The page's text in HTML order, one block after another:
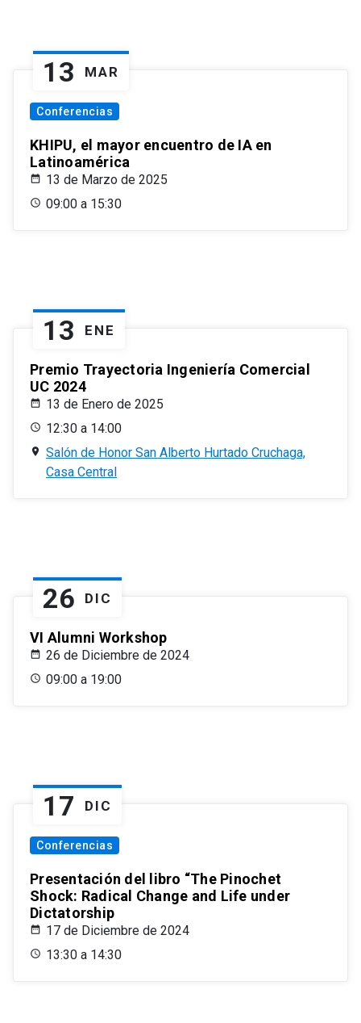
13 MAR
Conferencias
KHIPU, el mayor encuentro de IA en
Latinoamérica
13 de Marzo de 2025
09:00 a 15:30
13 ENE
Premio Trayectoria Ingeniería Comercial
UC 2024
13 de Enero de 2025
12:30 a 14:00
Salón de Honor San Alberto Hurtado Cruchaga,
Casa Central
26 DIC
VI Alumni Workshop
26 de Diciembre de 2024
09:00 a 19:00
17 DIC
Conferencias
Presentación del libro “The Pinochet
Shock: Radical Change and Life under
Dictatorship
17 de Diciembre de 2024
13:30 a 14:30